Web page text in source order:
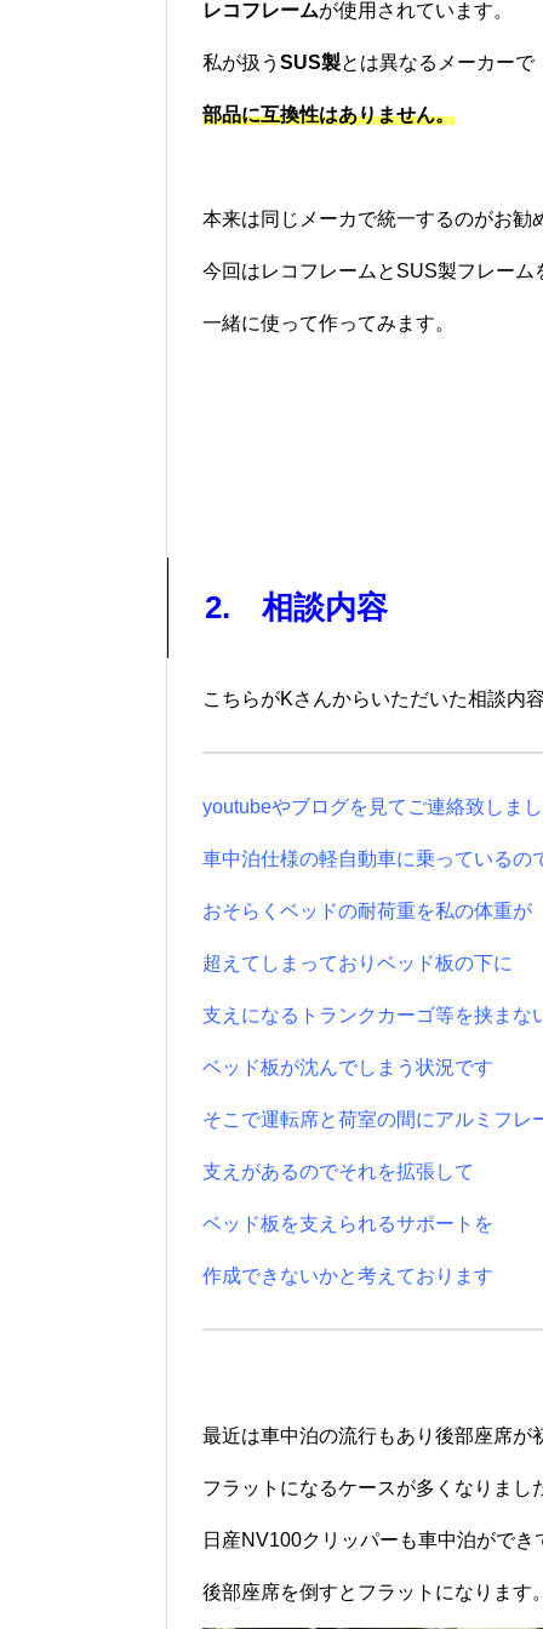
レコフレームが使用されています。
私が扱う SUS製とは異なるメーカーで
部品に互換性はありません。
本来は同じメーカで統一するのがお勧
今回はレコフレームとSUS製フレーム
一緒に使って作ってみます。
2. 相談内容
こちらがKさんからいただいた相談内容
youtubeやブログを見てご連絡致しま
車中泊仕様の軽自動車に乗っているの
おそらくベッ ドの耐荷重を私の体重が
超えてしまっておりベッド板の下に
支えになるトランクカーゴ等を挟まな
ベッド板が沈んでしまう状況です
そこで運転席と荷室の間にアルミフレ
支えがあるのでそれを拡張して
ベッド板を支えられるサポートを
作成できないかと考えております
最近は車中泊の流行もあり後部座席が
フラットになるケースが多くなりまし
日産NV100クリッパーも車中泊ができ
後部座席を倒すとフラットになります。